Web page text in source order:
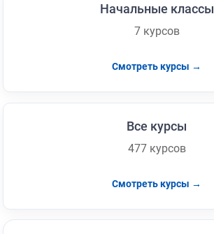
Начальные классы
7 курсов
Смотреть курсы →
Все курсы
477 курсов
Смотреть курсы →